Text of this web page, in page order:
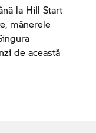
la Hill Start
mânerele
de această